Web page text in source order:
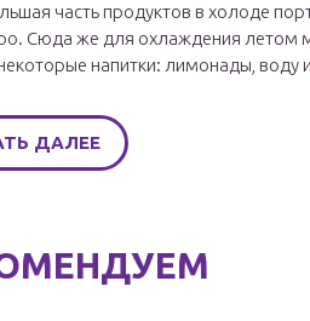
часть продуктов в холоде
Сюда же для охлаждения летом
напитки: лимонады, воду
ДАЛЕЕ